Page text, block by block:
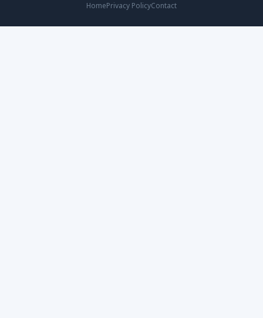
HomePrivacy PolicyContact